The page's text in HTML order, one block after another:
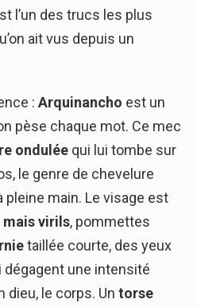
l’un des trucs les plus
ait vus depuis un
: Arquinancho est un
pèse chaque mot. Ce mec
ondulée qui lui tombe sur
le genre de chevelure
pleine main. Le visage est
virils, pommettes
taillée courte, des yeux
une intensité
dieu, le corps. Un torse